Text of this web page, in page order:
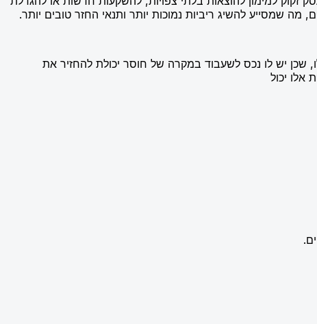
מה שמסייע להשיג ריביות נמוכות יותר ותנאי החזר טובים יותר.
שכן יש לו נכס לשעבוד במקרה של חוסר יכולת להחזיר את
אלו יכול